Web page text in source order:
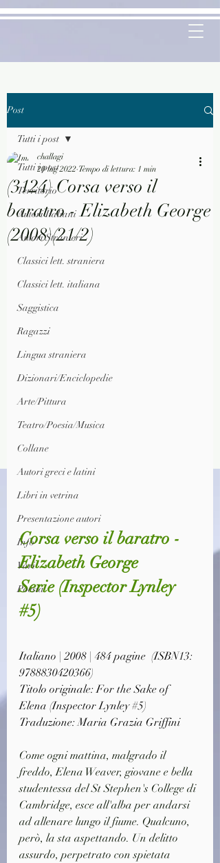
Post
Tutti i post
Territorio
Autori Italiani
Autori Stranieri
Classici lett. straniera
Classici lett. italiana
Saggistica
Ragazzi
Lingua straniera
Dizionari/Enciclopedie
Arte/Pittura
Teatro/Poesia/Musica
Collane
Autori greci e latini
Libri in vetrina
Presentazione autori
Info
Vari
Poesia
Tutti i post
(3124) Corsa verso il
baratro - Elizabeth George
(2008)(21/2)
challagi
20 lug 2022 Tempo di lettura: 1 min
Corsa verso il baratro -
Elizabeth George
Serie (Inspector Lynley
#5)
Italiano | 2008 | 484 pagine  (ISBN13:
9788830420366)
Titolo originale: For the Sake of
Elena (Inspector Lynley #5)
Traduzione: Maria Grazia Griffini
Come ogni mattina, malgrado il
freddo, Elena Weaver, giovane e bella
studentessa del St Stephen's College di
Cambridge, esce all'alba per andarsi
ad allenare lungo il fiume. Qualcuno,
però, la sta aspettando. Un delitto
assurdo, perpetrato con spietata